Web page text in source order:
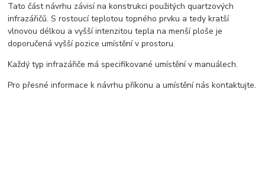
Tato část návrhu závisí na konstrukci použitých quartzových
infrazářičů. S rostoucí teplotou topného prvku a tedy kratší
vlnovou délkou a vyšší intenzitou tepla na menší ploše je
doporučená vyšší pozice umístění v prostoru.
Každý typ infrazářiče má specifikované umístění v manuálech.
Pro přesné informace k návrhu příkonu a umístění nás kontaktujte.